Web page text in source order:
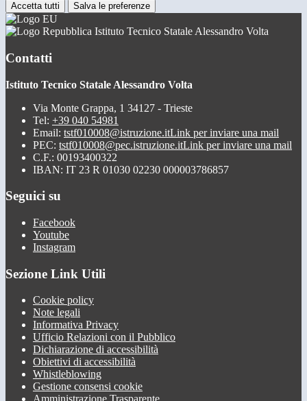
Accetta tutti Salva le preferenze
Istituto Tecnico Statale Alessandro Volta
Contatti
Istituto Tecnico Statale Alessandro Volta
Via Monte Grappa, 1 34127 - Trieste
Tel: +39 040 54981
Email: tstf010008@istruzione.itLink per inviare una mail
PEC: tstf010008@pec.istruzione.itLink per inviare una mail
C.F.: 00193400322
IBAN: IT 23 R 01030 02230 000003786857
Seguici su
Facebook
Youtube
Instagram
Sezione Link Utili
Cookie policy
Note legali
Informativa Privacy
Ufficio Relazioni con il Pubblico
Dichiarazione di accessibilità
Obiettivi di accessibilità
Whistleblowing
Gestione consensi cookie